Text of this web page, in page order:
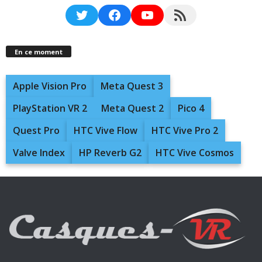
TwitterFacebookYouTubeRSS Feed
En ce moment
Apple Vision Pro
Meta Quest 3
PlayStation VR 2
Meta Quest 2
Pico 4
Quest Pro
HTC Vive Flow
HTC Vive Pro 2
Valve Index
HP Reverb G2 HTC Vive Cosmos